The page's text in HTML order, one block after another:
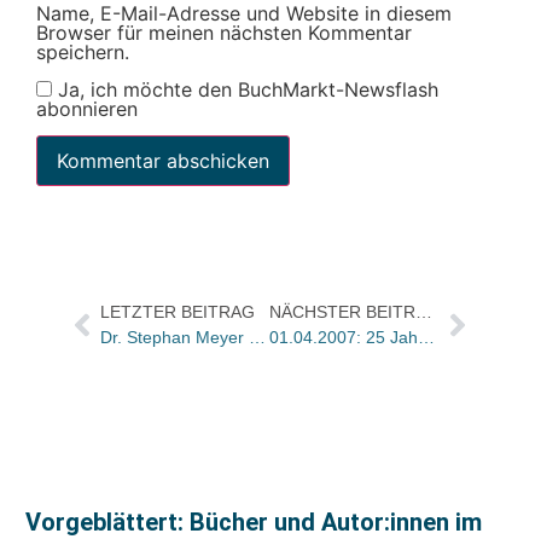
Name, E-Mail-Adresse und Website in diesem
Browser für meinen nächsten Kommentar
speichern.
Ja, ich möchte den BuchMarkt-Newsflash
abonnieren
LETZTER BEITRAG
Dr. Stephan Meyer wird Programmleiter bei Herder
NÄCHSTER BEITRAG
01.04.2007: 25 Jahre Haymon Verlag
Vorgeblättert: Bücher und Autor:innen im